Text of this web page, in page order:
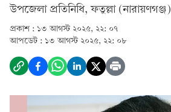
উপজেলা প্রতিনিধি, ফতুল্লা (নারায়ণগঞ্জ)
প্রকাশ : ১৩ আগস্ট ২০২৫, ২২: ০৭
আপডেট : ১৩ আগস্ট ২০২৫, ২২: ০৮